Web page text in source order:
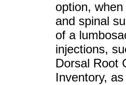
option,
and spinal
of a
injections,
Dorsal Root
Inventory,